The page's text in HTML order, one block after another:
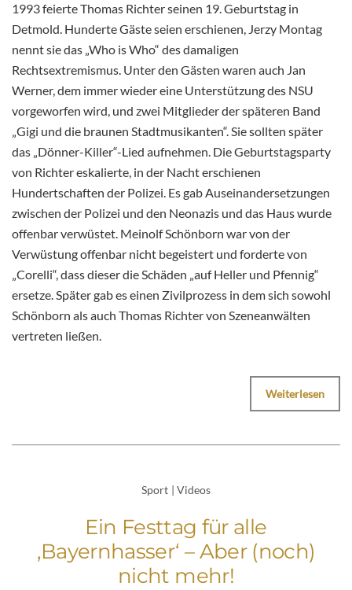
1993 feierte Thomas Richter seinen 19. Geburtstag in
Detmold. Hunderte Gäste seien erschienen, Jerzy Montag
nennt sie das „Who is Who“ des damaligen
Rechtsextremismus. Unter den Gästen waren auch Jan
Werner, dem immer wieder eine Unterstützung des NSU
vorgeworfen wird, und zwei Mitglieder der späteren Band
„Gigi und die braunen Stadtmusikanten“. Sie sollten später
das „Dönner-Killer“-Lied aufnehmen. Die Geburtstagsparty
von Richter eskalierte, in der Nacht erschienen
Hundertschaften der Polizei. Es gab Auseinandersetzungen
zwischen der Polizei und den Neonazis und das Haus wurde
offenbar verwüstet. Meinolf Schönborn war von der
Verwüstung offenbar nicht begeistert und forderte von
„Corelli“, dass dieser die Schäden „auf Heller und Pfennig“
ersetze. Später gab es einen Zivilprozess in dem sich sowohl
Schönborn als auch Thomas Richter von Szeneanwälten
vertreten ließen.
Weiterlesen
Sport | Videos
Ein Festtag für alle
‚Bayernhasser‘ – Aber (noch)
nicht mehr!